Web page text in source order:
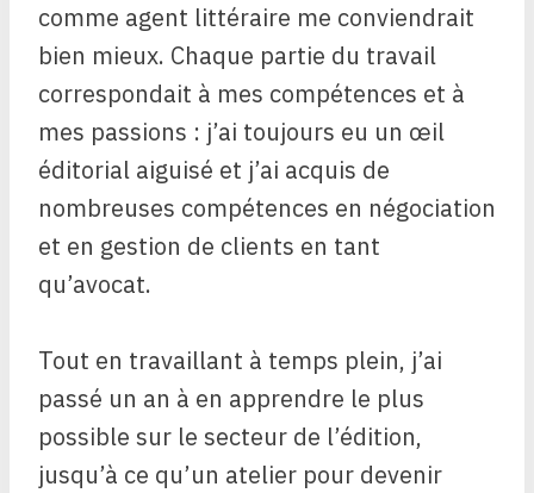
comme agent littéraire me conviendrait
bien mieux. Chaque partie du travail
correspondait à mes compétences et à
mes passions : j’ai toujours eu un œil
éditorial aiguisé et j’ai acquis de
nombreuses compétences en négociation
et en gestion de clients en tant
qu’avocat.
Tout en travaillant à temps plein, j’ai
passé un an à en apprendre le plus
possible sur le secteur de l’édition,
jusqu’à ce qu’un atelier pour devenir